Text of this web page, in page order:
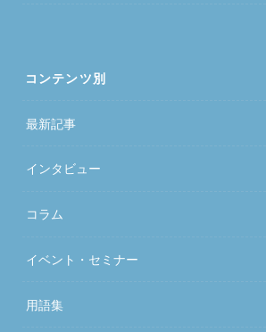
コンテンツ別
最新記事
インタビュー
コラム
イベント・セミナー
用語集